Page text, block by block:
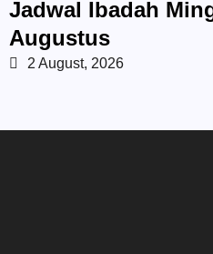
Jadwal Ibadah
Augustus
2 August, 2026